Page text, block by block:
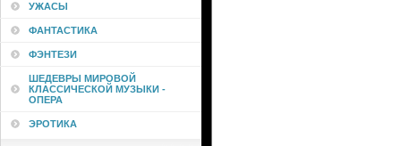
УЖАСЫ
ФАНТАСТИКА
ФЭНТЕЗИ
ШЕДЕВРЫ МИРОВОЙ
КЛАССИЧЕСКОЙ МУЗЫКИ -
ОПЕРА
ЭРОТИКА